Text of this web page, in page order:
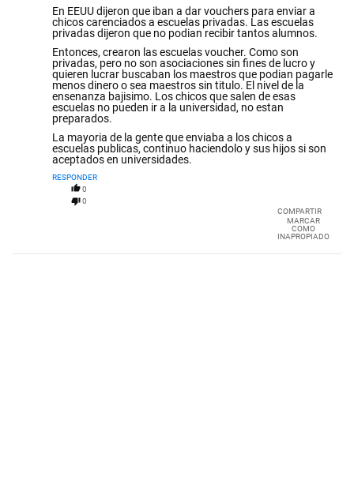
En EEUU dijeron que iban a dar vouchers para enviar a
chicos carenciados a escuelas privadas. Las escuelas
privadas dijeron que no podian recibir tantos alumnos.
Entonces, crearon las escuelas voucher. Como son
privadas, pero no son asociaciones sin fines de lucro y
quieren lucrar buscaban los maestros que podian pagarle
menos dinero o sea maestros sin titulo. El nivel de la
ensenanza bajisimo. Los chicos que salen de esas
escuelas no pueden ir a la universidad, no estan
preparados.
La mayoria de la gente que enviaba a los chicos a
escuelas publicas, continuo haciendolo y sus hijos si son
aceptados en universidades.
RESPONDER
0
0
COMPARTIR
MARCAR
COMO
INAPROPIADO